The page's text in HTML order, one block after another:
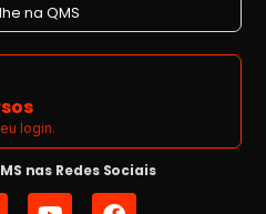
na QMS
login.
nas Redes Sociais
Y
F